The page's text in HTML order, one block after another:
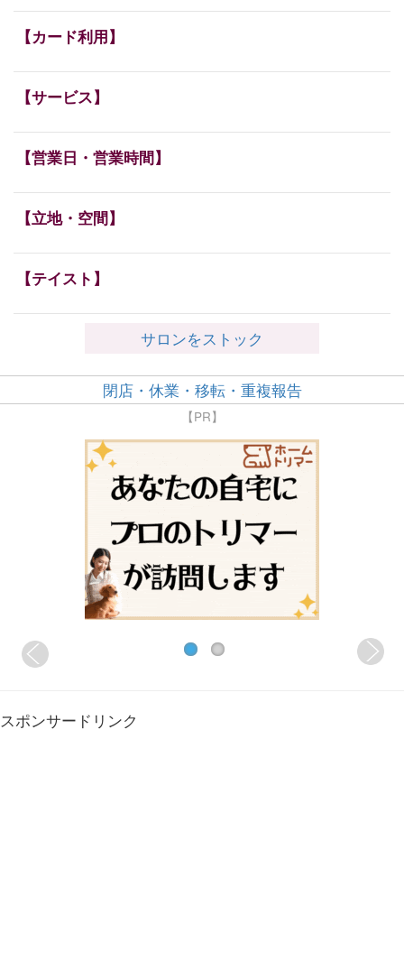
【カード利用】
【サービス】
【営業日・営業時間】
【立地・空間】
【テイスト】
サロンをストック
閉店・休業・移転・重複報告
【PR】
スポンサードリンク